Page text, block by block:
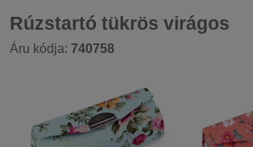
Rúzstartó tükrös virágos
Áru kódja: 740758